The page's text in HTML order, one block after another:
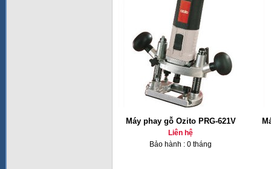
Máy phay gỗ Ozito PRG-621V
Liên hệ
Bảo hành : 0 tháng